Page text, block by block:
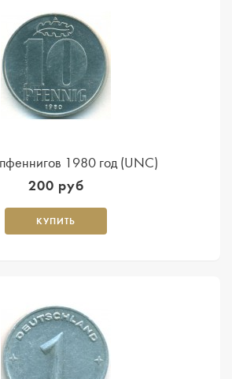
1980 год (UNC)
200 руб
КУПИТЬ